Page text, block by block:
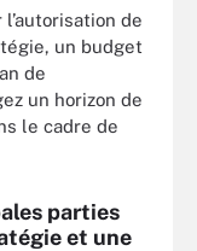
de
un budget
de
un horizon de
le cadre de
parties
et une